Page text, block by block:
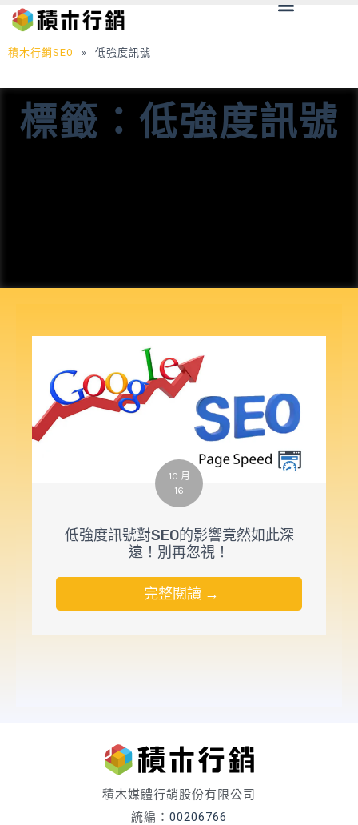
至
主
內
Menu
積木行銷SEO » 低強度訊號
標籤：低強度訊號
10 月
16
低強度訊號對SEO的影響竟然如此深
遠！別再忽視！
完整閱讀 →
積木媒體行銷股份有限公司
統編： 00206766